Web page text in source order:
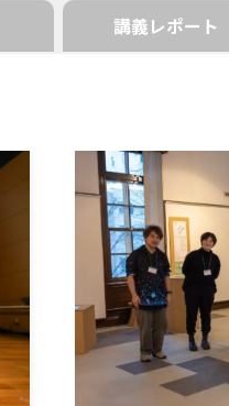
講義レポート